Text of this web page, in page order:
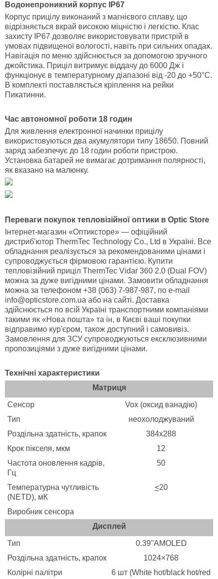
Водонепроникний корпус IP67
Корпус прицілу виконаний з магнієвого сплаву, що
відрізняється вкрай високою міцністю і легкістю. Клас
захисту IP67 дозволяє використовувати пристрій в
умовах підвищеної вологості, навіть при сильних опадах.
Навігація по меню здійснюється за допомогою зручного
джойстика. Приціл витримує віддачу до 6000 Дж і
функціонує в температурному діапазоні від -20 до +50°C.
В комплекті поставляється кріплення на рейки
Пикатинни.
Час автономної роботи 18 годин
Для живлення електронної начинки прицілу
використовуються два акумулятори типу 18650. Повний
заряд забезпечує до 18 годин роботи пристрою.
Установка батарей не вимагає дотримання полярності,
як вказано на малюнку.
Переваги покупок тепловізійної оптики в Optic Store
Інтернет-магазин «Оптиксторе» — офіційний
дистриб'ютор ThermTec Technology Co., Ltd в Україні. Все
обладнання реалізується за рекомендованими цінами і
супроводжується фірмовою гарантією. Купити
тепловізійний приціл ThermTec Vidar 360 2.0 (Dual FOV)
можна за дуже вигідними цінами. Замовити обладнання
можна за телефоном +38 (063) 7-987-987, по e-mail
info@opticstore.com.ua або на сайті. Доставка
здійснюється по всій Україні транспортними компаніями
такими як «Нова пошта» та ін, в Києві ваші покупки
відправимо кур'єром, також доступний і самовивіз.
Замовлення для ЗСУ супроводжуються ексклюзивними
пропозиціями з дуже вигідними цінами.
Технічні характеристики
Матриця
Сенсор
Vox (оксид ванадію)
Тип
неохолоджуваний
Роздільна здатність, крапок
384x288
Крок пікселя, мкм
12
Частота оновлення кадрів,
Гц
50
Температурна чутливість
(NETD), мК
<20
Виробник сенсора
Дисплей
Тип
0.39''AMOLED
Роздільна здатність, крапок
1024×768
Колірні палітри
6 шт (White hot/black hot/red